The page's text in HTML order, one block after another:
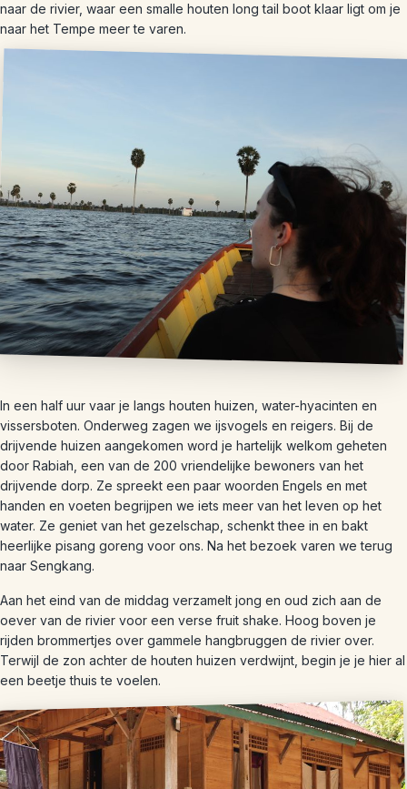
naar de rivier, waar een smalle houten long tail boot klaar ligt om je
naar het Tempe meer te varen.
In een half uur vaar je langs houten huizen, water-hyacinten en
vissersboten. Onderweg zagen we ijsvogels en reigers. Bij de
drijvende huizen aangekomen word je hartelijk welkom geheten
door Rabiah, een van de 200 vriendelijke bewoners van het
drijvende dorp. Ze spreekt een paar woorden Engels en met
handen en voeten begrijpen we iets meer van het leven op het
water. Ze geniet van het gezelschap, schenkt thee in en bakt
heerlijke pisang goreng voor ons. Na het bezoek varen we terug
naar Sengkang.
Aan het eind van de middag verzamelt jong en oud zich aan de
oever van de rivier voor een verse fruit shake. Hoog boven je
rijden brommertjes over gammele hangbruggen de rivier over.
Terwijl de zon achter de houten huizen verdwijnt, begin je je hier al
een beetje thuis te voelen.